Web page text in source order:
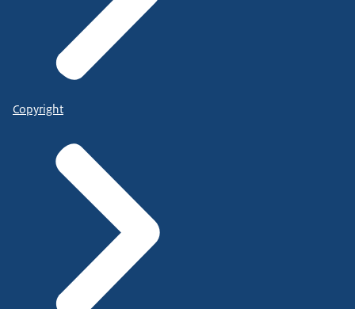
Copyright